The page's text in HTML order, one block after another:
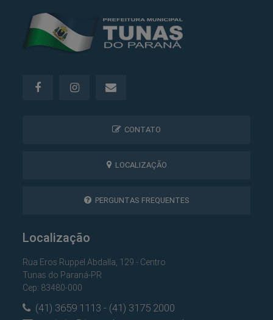
CONTATO
LOCALIZAÇÃO
PERGUNTAS FREQUENTES
Localização
Rua Eros Ruppel Abdalla, 129 - Centro
Tunas do Paraná-PR
Cep: 83480-000
(41) 3659 1113 - (41) 3175 2000